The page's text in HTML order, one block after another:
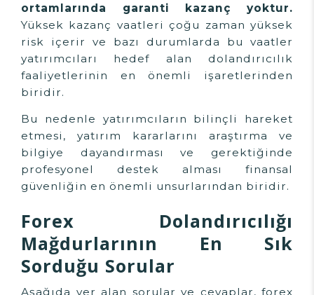
ortamlarında garanti kazanç yoktur.
Yüksek kazanç vaatleri çoğu zaman yüksek
risk içerir ve bazı durumlarda bu vaatler
yatırımcıları hedef alan dolandırıcılık
faaliyetlerinin en önemli işaretlerinden
biridir.
Bu nedenle yatırımcıların bilinçli hareket
etmesi, yatırım kararlarını araştırma ve
bilgiye dayandırması ve gerektiğinde
profesyonel destek alması finansal
güvenliğin en önemli unsurlarından biridir.
Forex Dolandırıcılığı
Mağdurlarının En Sık
Sorduğu Sorular
Aşağıda yer alan sorular ve cevaplar, forex